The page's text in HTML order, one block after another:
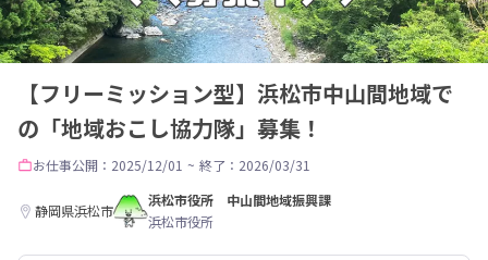
【フリーミッション型】浜松市中山間地域で
の「地域おこし協力隊」募集！
お仕事公開：2025/12/01 ~ 終了：2026/03/31
静岡県浜松市
浜松市役所 中山間地域振興課
浜松市役所